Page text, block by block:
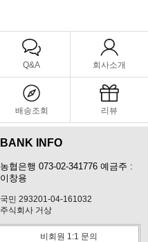
Q&A 회사소개
배송조회 리뷰
BANK INFO
농협은행 073-02-341776 예금주 :
이창용
국민 293201-04-161032
주식회사 거상
비회원 1:1 문의